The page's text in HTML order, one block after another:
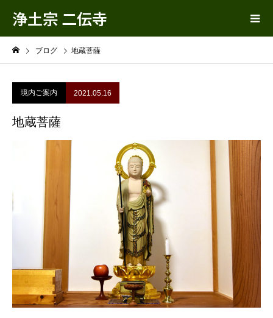
浄土宗 二伝寺
ブログ 地蔵菩薩
境内ご案内 2021.05.16
地蔵菩薩